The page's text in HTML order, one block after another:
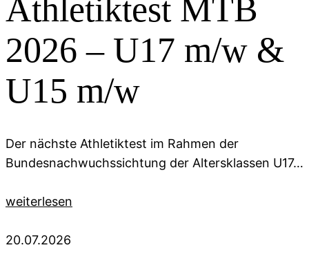
Athletiktest MTB
2026 – U17 m/w &
U15 m/w
Der nächste Athletiktest im Rahmen der
Bundesnachwuchssichtung der Altersklassen U17…
weiterlesen
20.07.2026